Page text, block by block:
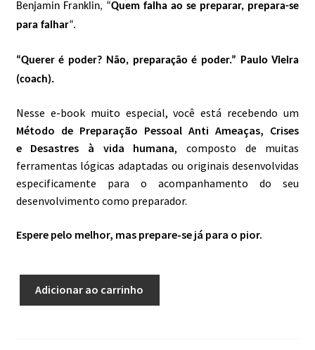
Benjamin Franklin, “Quem falha ao se preparar, prepara-se
para falhar“.
“Querer é poder? Não, preparação é poder.” Paulo Vieira
(coach).
Nesse e-book muito especial, você está recebendo um
Método de Preparação PessoalAnti Ameaças, Crises
e Desastres à vida humana, composto de muitas
ferramentas lógicas adaptadas ou originais desenvolvidas
especificamente para o acompanhamento do seu
desenvolvimento como preparador.
Espere pelo melhor, mas prepare-se já para o pior.
Método
Adicionar ao carrinho